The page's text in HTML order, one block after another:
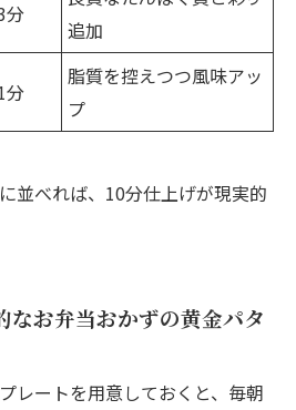
分
追加
分
脂質を控えつつ風味アッ
プ
並べれば、10分仕上げが現実的
なお弁当おかずの黄金パタ
レートを用意しておくと、毎朝